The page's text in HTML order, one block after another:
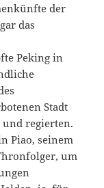
der
das
Peking in
Stadt
regierten.
Piao, seinem
um